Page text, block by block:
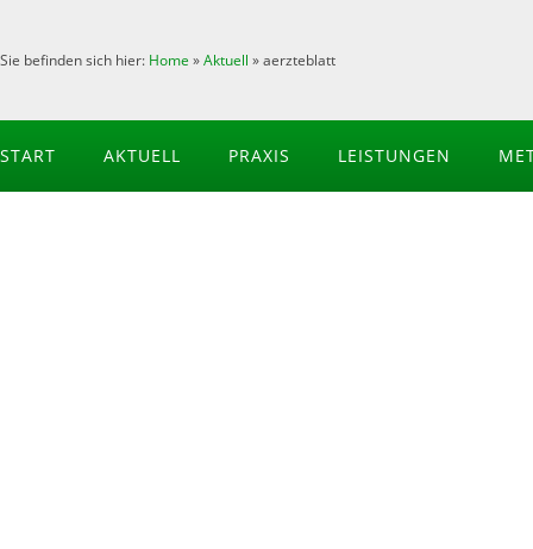
Sie befinden sich hier: Home »Aktuell »aerzteblatt
START AKTUELL PRAXIS LEISTUNGEN